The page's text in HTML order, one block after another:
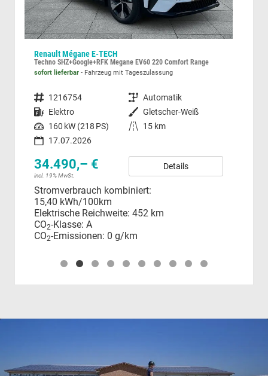
Renault Mégane E-TECH
Techno SHZ+Google+RFK Megane EV60 220 Comfort Range
sofort lieferbar Fahrzeug mit Tageszulassung
Fahrzeugnummer 1216754 Getriebe Automatik
Kraftstoff Elektro Außenfarbe Gletscher-Weiß
Leistung 160 kW (218 PS) Kilometerstand
15 km
17.07.2026
34.490,– €
incl. 19% MwSt.
Details
Stromverbrauch kombiniert:
15,40 kWh/100km
Elektrische Reichweite: 452 km
CO2-Klasse: A
CO2-Emissionen: 0 g/km